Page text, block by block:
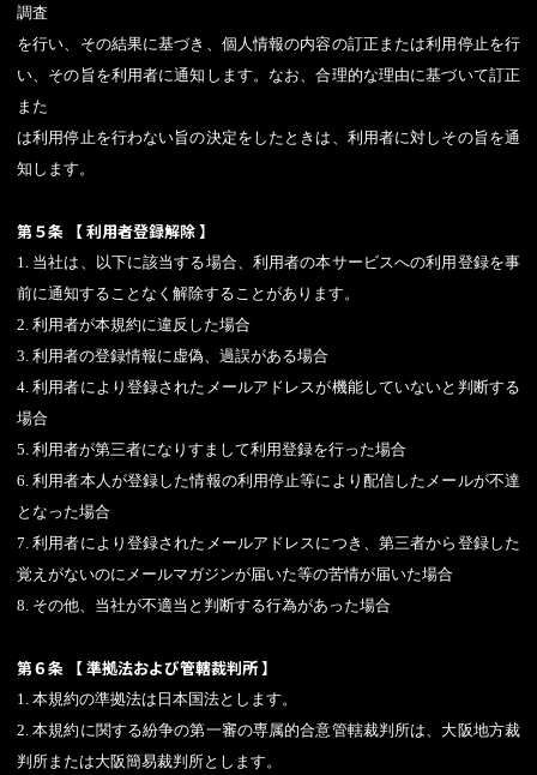
調査
を行い、その結果に基づき、個人情報の内容の訂正または利用停止を行
い、その旨を利用者に通知します。なお、合理的な理由に基づいて訂正
また
は利用停止を行わない旨の決定をしたときは、利用者に対しその旨を通
知します。
第５条 【 利用者登録解除 】
1. 当社は、以下に該当する場合、利用者の本サービスへの利用登録を事
前に通知することなく解除することがあります。
2. 利用者が本規約に違反した場合
3. 利用者の登録情報に虚偽、過誤がある場合
4. 利用者により登録されたメールアドレスが機能していないと判断する
場合
5. 利用者が第三者になりすまして利用登録を行った場合
6. 利用者本人が登録した情報の利用停止等により配信したメールが不達
となった場合
7. 利用者により登録されたメールアドレスにつき、第三者から登録した
覚えがないのにメールマガジンが届いた等の苦情が届いた場合
8. その他、当社が不適当と判断する行為があった場合
第６条 【 準拠法および管轄裁判所 】
1. 本規約の準拠法は日本国法とします。
2. 本規約に関する紛争の第一審の専属的合意管轄裁判所は、大阪地方裁
判所または大阪簡易裁判所とします。